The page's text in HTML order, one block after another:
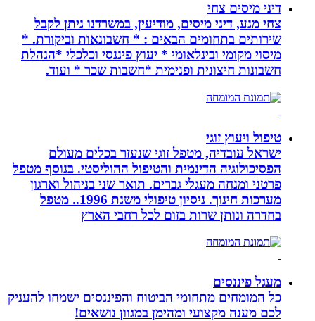
דיני מיסים צחי
צחי מנע, דיני מיסים, מודיעין, במשרדנו ניתן לקבל
שירותים בתחומים הבאים : * חשבונאות וביקורת. *
מיסוי מקומי ובינלאומי * יעוץ פיננסי וכלכלי *הנהלת
חשבונות חיצונית ופנימית *חשבות שכר * ועוד.
טיפול ויעוץ זוגי
ישראל עובדיה, מטפל זוגי שנעזר בכלים מעולם
הפסיכולוגיה הדינמית והטיפול ההוליסטי. בנוסף מטפל
פרטני ומנחה מעגלי גברים. תואר שני בניהול וארגון
מערכות חינוך. ניסיון טיפולי משנת 1996.. מטפל
בחדרה ונותן שרות בזום לכל רחבי הארץ
מעגל פיננסים
כל המומחים מתחומי הביטוח והפיננסים ישמחו להעניק
לכם מענה מקצועי ומהימן במגוון נושאים!